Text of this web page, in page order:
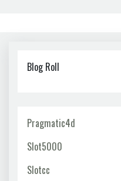
Blog Roll
Pragmatic4d
Slot5000
Slotcc